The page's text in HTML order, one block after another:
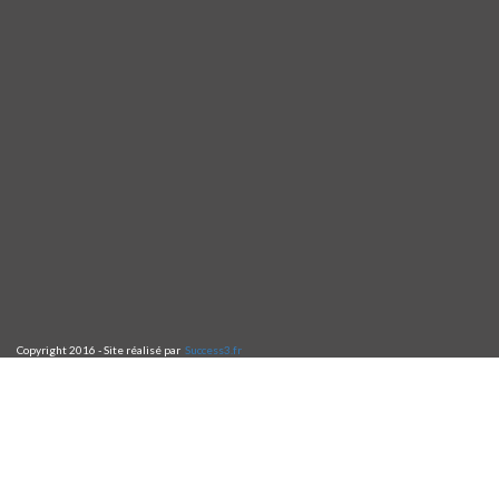
Copyright 2016 - Site réalisé par Success3.fr